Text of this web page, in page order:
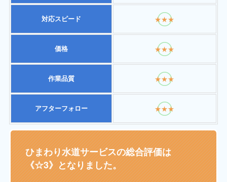
対応スピード ★★★
価格 ★★★
作業品質 ★★★
アフターフォロー ★★★
ひまわり水道サービスの総合評価は
《☆3》となりました。